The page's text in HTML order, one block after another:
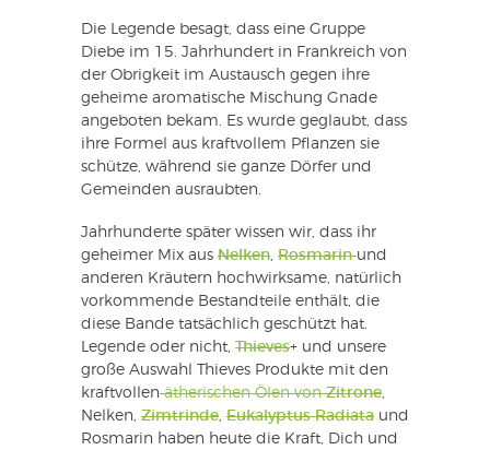
Die Legende besagt, dass eine Gruppe
Diebe im 15. Jahrhundert in Frankreich von
der Obrigkeit im Austausch gegen ihre
geheime aromatische Mischung Gnade
angeboten bekam. Es wurde geglaubt, dass
ihre Formel aus kraftvollem Pflanzen sie
schütze, während sie ganze Dörfer und
Gemeinden ausraubten.
Jahrhunderte später wissen wir, dass ihr
geheimer Mix aus Nelken, Rosmarin und
anderen Kräutern hochwirksame, natürlich
vorkommende Bestandteile enthält, die
diese Bande tatsächlich geschützt hat.
Legende oder nicht, Thieves+ und unsere
große Auswahl Thieves Produkte mit den
kraftvollenätherischen Ölen vonZitrone,
Nelken, Zimtrinde, Eukalyptus Radiata und
Rosmarin haben heute die Kraft, Dich und